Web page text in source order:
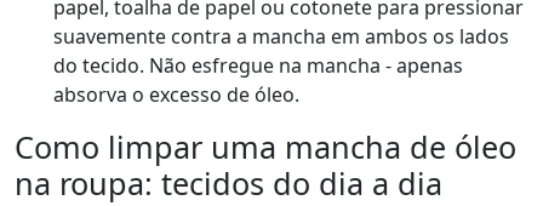
papel, toalha de papel ou cotonete para pressionar
suavemente contra a mancha em ambos os lados
do tecido. Não esfregue na mancha - apenas
absorva o excesso de óleo.
Como limpar uma mancha de óleo
na roupa: tecidos do dia a dia